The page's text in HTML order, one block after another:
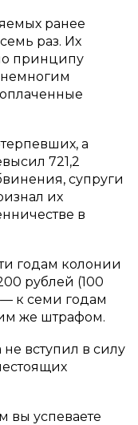
ранее
раз. Их
принципу
а
721,2
супруги
их
в
годам колонии
рублей (100
— к семи годам
же штрафом.
вступил в силу
вы успеваете